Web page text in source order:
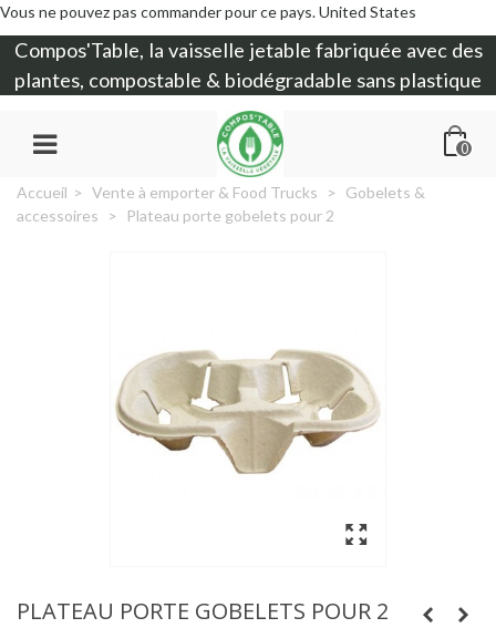
Vous ne pouvez pas commander pour ce pays.United States
Compos'Table, la vaisselle jetable fabriquée avec des
plantes, compostable & biodégradable sans plastique
0
Accueil > Vente à emporter & Food Trucks > Gobelets &
accessoires
> Plateau porte gobelets pour 2
PLATEAU PORTE GOBELETS POUR 2